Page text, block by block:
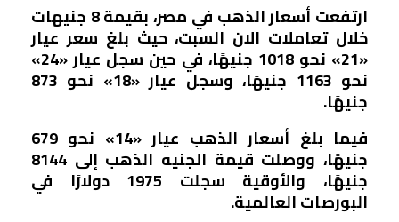
ارتفعت أسعار الذهب في مصر، بقيمة 8 جنيهات
خلال تعاملات الان السبت، حيث بلغ سعر عيار
«21» نحو 1018 جنيهًا، في حين سجل عيار «24»
نحو 1163 جنيهًا، وسجل عيار «18» نحو 873
جنيهًا.
فيما بلغ أسعار الذهب عيار «14» نحو 679
جنيهًا، ووصلت قيمة الجنيه الذهب إلى 8144
جنيهًا، والأوقية سجلت 1975 دولارًا في
البورصات العالمية.